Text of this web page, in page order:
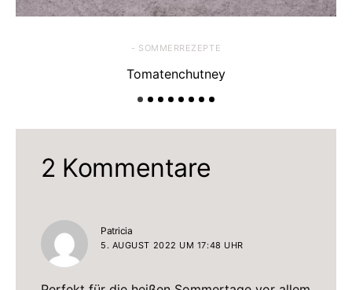
- SOMMERREZEPTE
Tomatenchutney
2 Kommentare
Patricia
5. AUGUST 2022 UM 17:48 UHR